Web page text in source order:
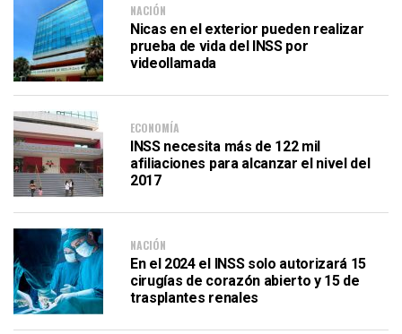
NACIÓN
Nicas en el exterior pueden realizar
prueba de vida del INSS por
videollamada
ECONOMÍA
INSS necesita más de 122 mil
afiliaciones para alcanzar el nivel del
2017
NACIÓN
En el 2024 el INSS solo autorizará 15
cirugías de corazón abierto y 15 de
trasplantes renales